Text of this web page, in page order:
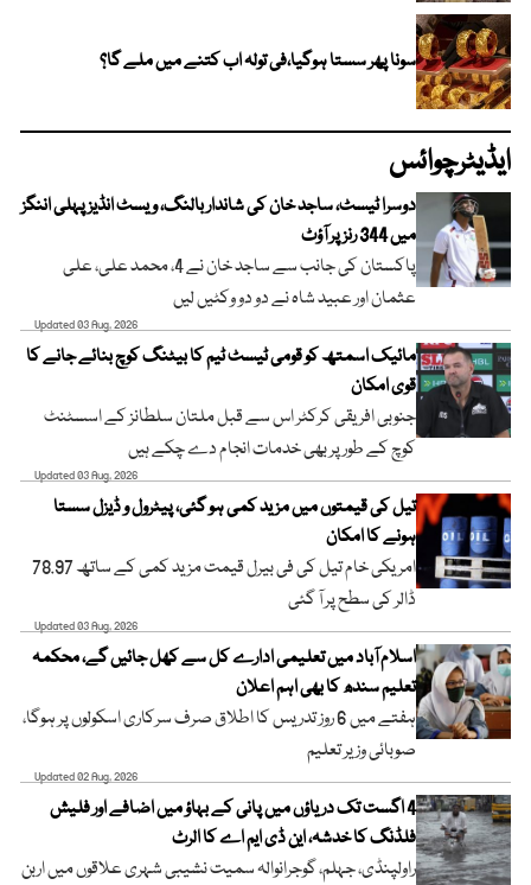
سونا پھر سستا ہوگیا،فی تولہ اب کتنے میں ملے گا؟
ایڈیٹرچوائس
دوسرا ٹیسٹ، ساجد خان کی شاندار بالنگ، ویسٹ انڈیز پہلی اننگز
میں 344 رنز پر آؤٹ
پاکستان کی جانب سے ساجد خان نے 4، محمد علی، علی
عثمان اور عبید شاہ نے دو دو وکٹیں لیں
Updated 03 Aug, 2026
مائیک اسمتھ کو قومی ٹیسٹ ٹیم کا بیٹنگ کوچ بنائے جانے کا
قوی امکان
جنوبی افریقی کرکٹر اس سے قبل ملتان سلطانز کے اسسٹنٹ
کوچ کے طور پر بھی خدمات انجام دے چکے ہیں
Updated 03 Aug, 2026
تیل کی قیمتوں میں مزید کمی ہو گئی، پیٹرول و ڈیزل سستا
ہونے کا امکان
امریکی خام تیل کی فی بیرل قیمت مزید کمی کے ساتھ 78.97
ڈالر کی سطح پر آ گئی
Updated 03 Aug, 2026
اسلام آباد میں تعلیمی ادارے کل سے کھل جائیں گے، محکمہ
تعلیم سندھ کا بھی اہم اعلان
ہفتے میں 6 روز تدریس کا اطلاق صرف سرکاری اسکولوں پر ہوگا،
صوبائی وزیر تعلیم
Updated 02 Aug, 2026
4 اگست تک دریاؤں میں پانی کے بہاؤ میں اضافے اور فلیش
فلڈنگ کا خدشہ، این ڈی ایم اے کا الرٹ
راولپنڈی، جہلم، گوجرانوالہ سمیت نشیبی شہری علاقوں میں اربن